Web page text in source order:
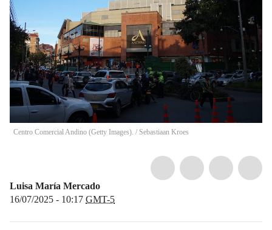
Centro Comercial Andino (Getty Images). / Sebastiaan Kroes
Luisa María Mercado
16/07/2025 - 10:17 GMT-5